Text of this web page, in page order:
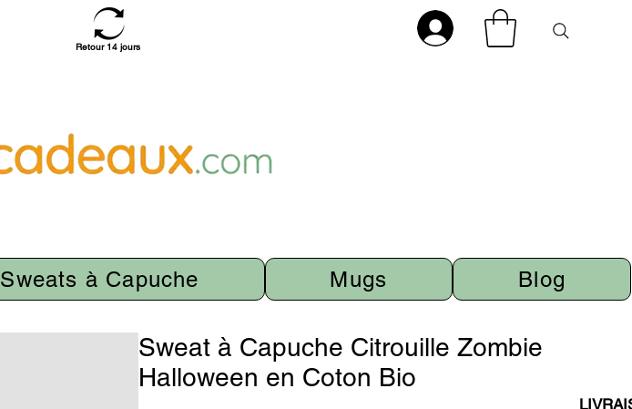
Retour 14 jours
Sweats à Capuche Mugs Blog
Sweat à Capuche Citrouille Zombie
Halloween en Coton Bio